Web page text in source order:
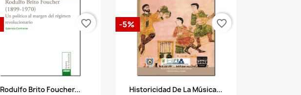
Vista rápida
Rodulfo Brito Foucher...
favorite_border
Vista rápida
Historicidad De La Música...
-5% favorite_border